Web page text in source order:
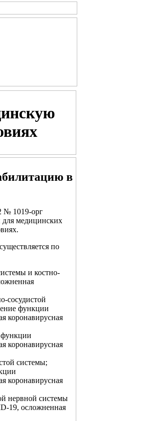
в
№ 1019-орг
медицинских
по
и костно-
сосудистой
функции
коронавирусная
коронавирусная
системы;
коронавирусная
нервной системы
19, осложненная